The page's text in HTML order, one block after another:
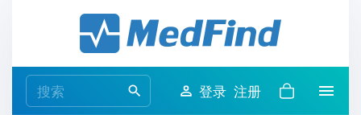
e
登录 注册